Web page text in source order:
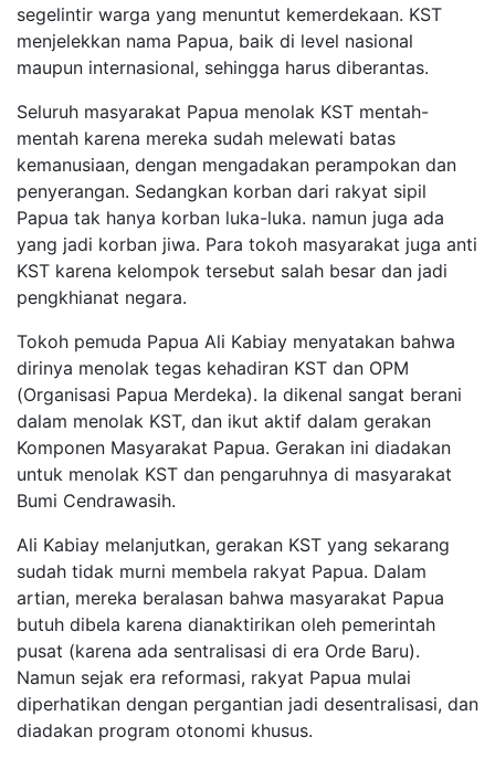
segelintir warga yang menuntut kemerdekaan. KST
menjelekkan nama Papua, baik di level nasional
maupun internasional, sehingga harus diberantas.
Seluruh masyarakat Papua menolak KST mentah-
mentah karena mereka sudah melewati batas
kemanusiaan, dengan mengadakan perampokan dan
penyerangan. Sedangkan korban dari rakyat sipil
Papua tak hanya korban luka-luka. namun juga ada
yang jadi korban jiwa. Para tokoh masyarakat juga anti
KST karena kelompok tersebut salah besar dan jadi
pengkhianat negara.
Tokoh pemuda Papua Ali Kabiay menyatakan bahwa
dirinya menolak tegas kehadiran KST dan OPM
(Organisasi Papua Merdeka). Ia dikenal sangat berani
dalam menolak KST, dan ikut aktif dalam gerakan
Komponen Masyarakat Papua. Gerakan ini diadakan
untuk menolak KST dan pengaruhnya di masyarakat
Bumi Cendrawasih.
Ali Kabiay melanjutkan, gerakan KST yang sekarang
sudah tidak murni membela rakyat Papua. Dalam
artian, mereka beralasan bahwa masyarakat Papua
butuh dibela karena dianaktirikan oleh pemerintah
pusat (karena ada sentralisasi di era Orde Baru).
Namun sejak era reformasi, rakyat Papua mulai
diperhatikan dengan pergantian jadi desentralisasi, dan
diadakan program otonomi khusus.